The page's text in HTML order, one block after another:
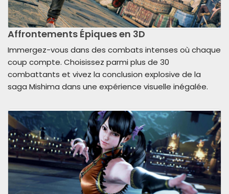
Affrontements Épiques en 3D
Immergez-vous dans des combats intenses où chaque
coup compte. Choisissez parmi plus de 30
combattants et vivez la conclusion explosive de la
saga Mishima dans une expérience visuelle inégalée.